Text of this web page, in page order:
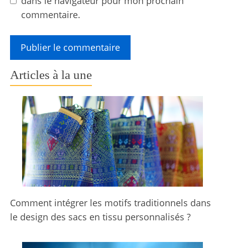
commentaire.
Articles à la une
Comment intégrer les motifs traditionnels dans
le design des sacs en tissu personnalisés ?